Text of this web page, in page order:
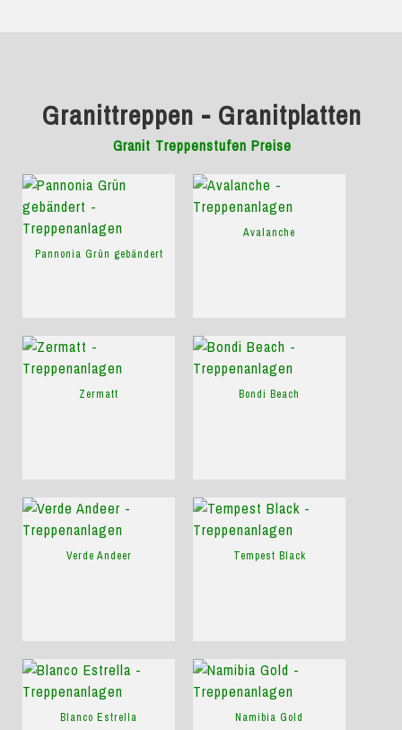
Granittreppen - Granitplatten
Granit Treppenstufen Preise
Pannonia Grün gebändert
Avalanche
Zermatt Bondi Beach
Verde Andeer Tempest Black
Blanco Estrella Namibia Gold